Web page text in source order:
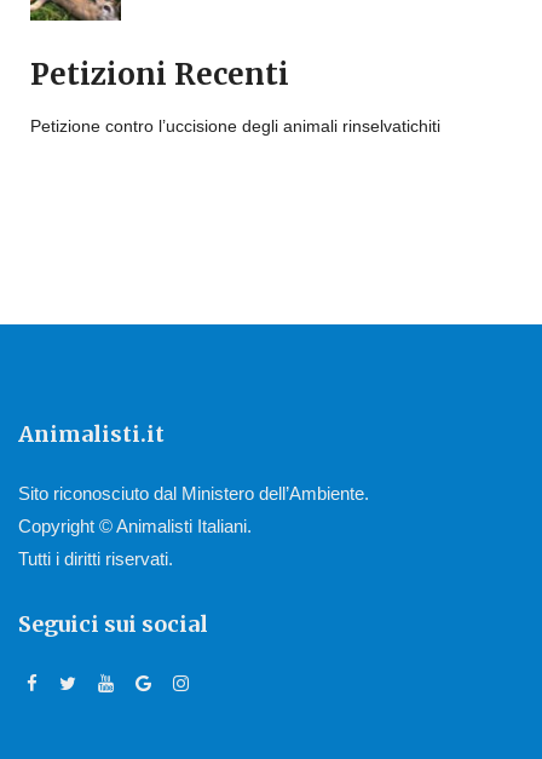
Petizioni Recenti
Petizione contro l’uccisione degli animali rinselvatichiti
Animalisti.it
Sito riconosciuto dal Ministero dell’Ambiente.
Copyright © Animalisti Italiani.
Tutti i diritti riservati.
Seguici sui social